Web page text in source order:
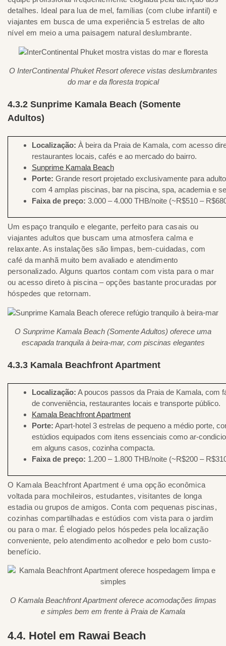
detalhes. Ideal para lua de mel, famílias (com clube infantil) e
viajantes em busca de uma experiência 5 estrelas de alto
nível em meio a uma paisagem natural deslumbrante.
O InterContinental Phuket Resort oferece vistas deslumbrantes
do mar e da floresta tropical
4.3.2 Sunprime Kamala Beach (Somente
Adultos)
Localização: À beira da Praia de Kamala, com acesso
restaurantes locais, cafés e ao mercado do bairro.
Sunprime Kamala Beach
Porte: Grande resort projetado exclusivamente para
com 4 amplas piscinas, bar na piscina, spa, academia e
Faixa de preço: 3.000 – 4.000 THB/noite (~R$510 –
Um espaço tranquilo e elegante, perfeito para casais ou
viajantes adultos que buscam uma atmosfera calma e
relaxante. As instalações são limpas, bem-cuidadas, com
café da manhã muito bem avaliado e atendimento
personalizado. Alguns quartos contam com vista para o mar
ou acesso direto à piscina – opções bastante procuradas por
hóspedes que retornam.
O Sunprime Kamala Beach (Somente Adultos) oferece uma
escapada tranquila à beira-mar, com piscinas elegantes
4.3.3 Kamala Beachfront Apartment
Localização: A poucos passos da Praia de Kamala, com
de conveniência, restaurantes locais e transporte público.
Kamala Beachfront Apartment
Porte: Apart-hotel 3 estrelas de pequeno a médio porte,
estúdios equipados com itens essenciais como ar-
em alguns casos, cozinha compacta.
Faixa de preço: 1.200 – 1.800 THB/noite (~R$200 –
O Kamala Beachfront Apartment é uma opção econômica
voltada para mochileiros, estudantes, visitantes de longa
estadia ou grupos de amigos. Conta com pequenas piscinas,
cozinhas compartilhadas e estúdios com vista para o jardim
ou para o mar. É elogiado pelos hóspedes pela localização
conveniente, pelo atendimento acolhedor e pelo bom custo-
benefício.
O Kamala Beachfront Apartment oferece acomodações limpas
e simples bem em frente à Praia de Kamala
4.4. Hotel em Rawai Beach